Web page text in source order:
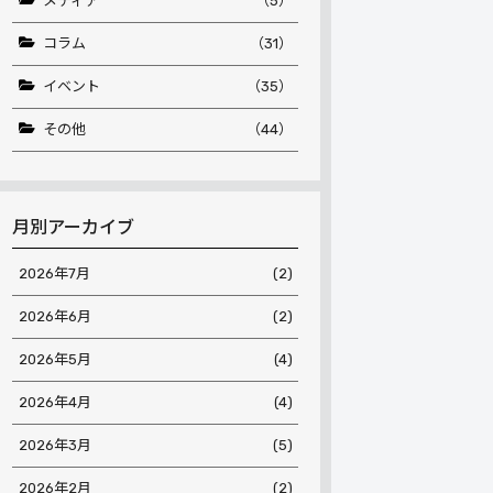
コラム （31）
イベント （35）
その他 （44）
月別アーカイブ
2026年7月 (2)
2026年6月 (2)
2026年5月 (4)
2026年4月 (4)
2026年3月 (5)
2026年2月 (2)